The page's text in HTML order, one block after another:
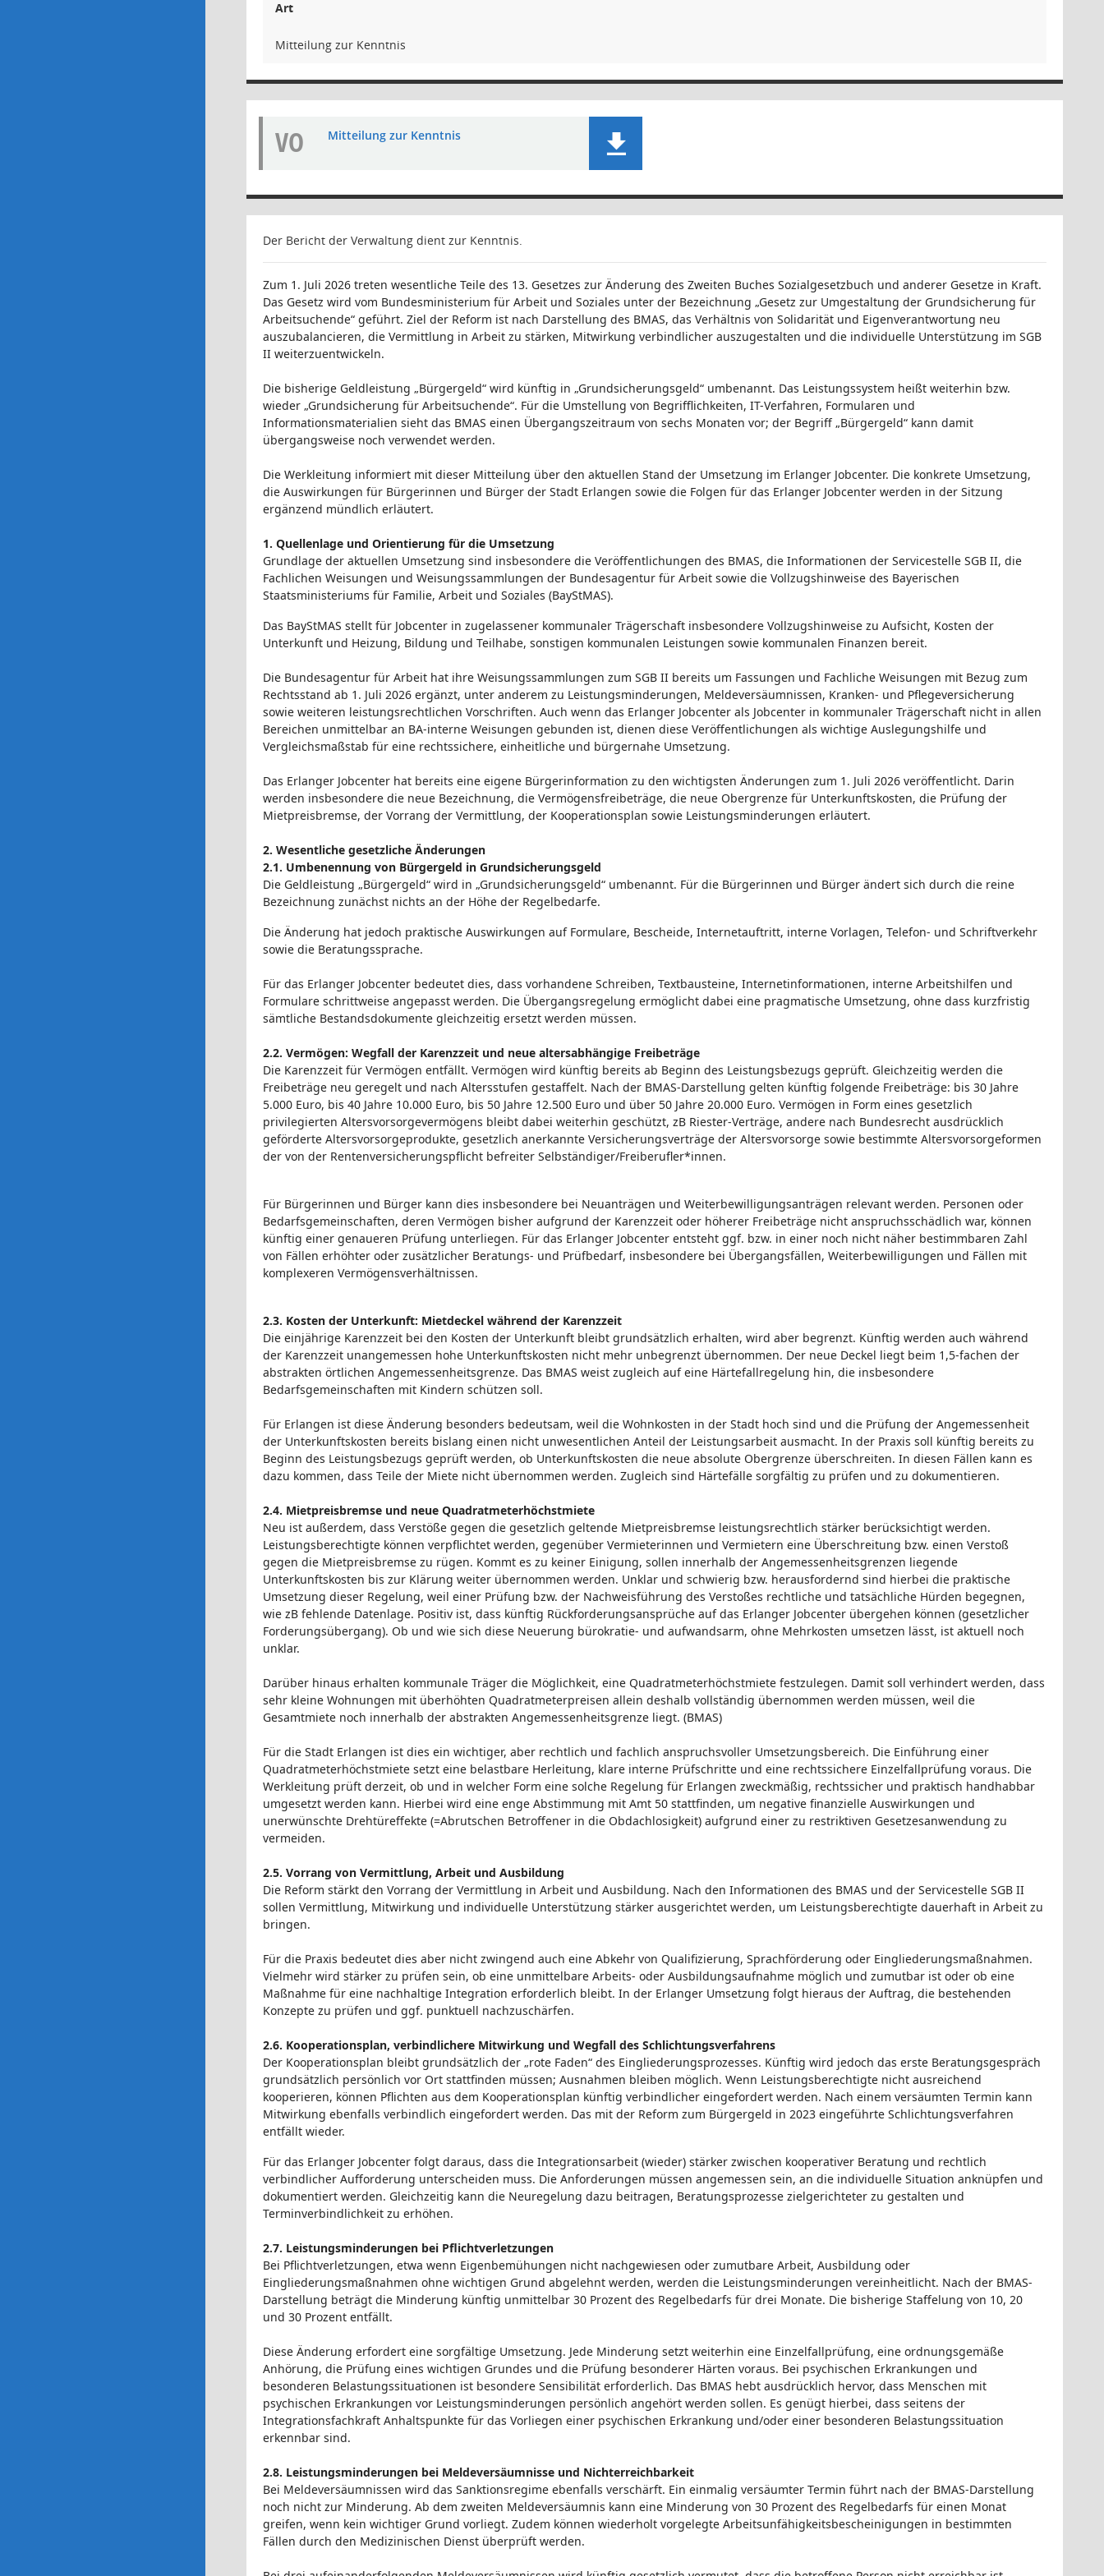
Art
Mitteilung zur Kenntnis
VO Mitteilung zur Kenntnis
Der Bericht der Verwaltung dient zur Kenntnis.
Zum 1. Juli 2026 treten wesentliche Teile des 13. Gesetzes zur Änderung des Zweiten Buches Sozialgesetzbuch und anderer Gesetze in Kraft.
Das Gesetz wird vom Bundesministerium für Arbeit und Soziales unter der Bezeichnung „Gesetz zur Umgestaltung der Grundsicherung für
Arbeitsuchende“ geführt. Ziel der Reform ist nach Darstellung des BMAS, das Verhältnis von Solidarität und Eigenverantwortung neu
auszubalancieren, die Vermittlung in Arbeit zu stärken, Mitwirkung verbindlicher auszugestalten und die individuelle Unterstützung im SGB
II weiterzuentwickeln.
Die bisherige Geldleistung „Bürgergeld“ wird künftig in „Grundsicherungsgeld“ umbenannt. Das Leistungssystem heißt weiterhin bzw.
wieder „Grundsicherung für Arbeitsuchende“. Für die Umstellung von Begrifflichkeiten, IT-Verfahren, Formularen und
Informationsmaterialien sieht das BMAS einen Übergangszeitraum von sechs Monaten vor; der Begriff „Bürgergeld“ kann damit
übergangsweise noch verwendet werden.
Die Werkleitung informiert mit dieser Mitteilung über den aktuellen Stand der Umsetzung im Erlanger Jobcenter. Die konkrete Umsetzung,
die Auswirkungen für Bürgerinnen und Bürger der Stadt Erlangen sowie die Folgen für das Erlanger Jobcenter werden in der Sitzung
ergänzend mündlich erläutert.
1. Quellenlage und Orientierung für die Umsetzung
Grundlage der aktuellen Umsetzung sind insbesondere die Veröffentlichungen des BMAS, die Informationen der Servicestelle SGB II, die
Fachlichen Weisungen und Weisungssammlungen der Bundesagentur für Arbeit sowie die Vollzugshinweise des Bayerischen
Staatsministeriums für Familie, Arbeit und Soziales (BayStMAS).
Das BayStMAS stellt für Jobcenter in zugelassener kommunaler Trägerschaft insbesondere Vollzugshinweise zu Aufsicht, Kosten der
Unterkunft und Heizung, Bildung und Teilhabe, sonstigen kommunalen Leistungen sowie kommunalen Finanzen bereit.
Die Bundesagentur für Arbeit hat ihre Weisungssammlungen zum SGB II bereits um Fassungen und Fachliche Weisungen mit Bezug zum
Rechtsstand ab 1. Juli 2026 ergänzt, unter anderem zu Leistungsminderungen, Meldeversäumnissen, Kranken- und Pflegeversicherung
sowie weiteren leistungsrechtlichen Vorschriften. Auch wenn das Erlanger Jobcenter als Jobcenter in kommunaler Trägerschaft nicht in allen
Bereichen unmittelbar an BA-interne Weisungen gebunden ist, dienen diese Veröffentlichungen als wichtige Auslegungshilfe und
Vergleichsmaßstab für eine rechtssichere, einheitliche und bürgernahe Umsetzung.
Das Erlanger Jobcenter hat bereits eine eigene Bürgerinformation zu den wichtigsten Änderungen zum 1. Juli 2026 veröffentlicht. Darin
werden insbesondere die neue Bezeichnung, die Vermögensfreibeträge, die neue Obergrenze für Unterkunftskosten, die Prüfung der
Mietpreisbremse, der Vorrang der Vermittlung, der Kooperationsplan sowie Leistungsminderungen erläutert.
2. Wesentliche gesetzliche Änderungen
2.1. Umbenennung von Bürgergeld in Grundsicherungsgeld
Die Geldleistung „Bürgergeld“ wird in „Grundsicherungsgeld“ umbenannt. Für die Bürgerinnen und Bürger ändert sich durch die reine
Bezeichnung zunächst nichts an der Höhe der Regelbedarfe.
Die Änderung hat jedoch praktische Auswirkungen auf Formulare, Bescheide, Internetauftritt, interne Vorlagen, Telefon- und Schriftverkehr
sowie die Beratungssprache.
Für das Erlanger Jobcenter bedeutet dies, dass vorhandene Schreiben, Textbausteine, Internetinformationen, interne Arbeitshilfen und
Formulare schrittweise angepasst werden. Die Übergangsregelung ermöglicht dabei eine pragmatische Umsetzung, ohne dass kurzfristig
sämtliche Bestandsdokumente gleichzeitig ersetzt werden müssen.
2.2. Vermögen: Wegfall der Karenzzeit und neue altersabhängige Freibeträge
Die Karenzzeit für Vermögen entfällt. Vermögen wird künftig bereits ab Beginn des Leistungsbezugs geprüft. Gleichzeitig werden die
Freibeträge neu geregelt und nach Altersstufen gestaffelt. Nach der BMAS-Darstellung gelten künftig folgende Freibeträge: bis 30 Jahre
5.000 Euro, bis 40 Jahre 10.000 Euro, bis 50 Jahre 12.500 Euro und über 50 Jahre 20.000 Euro. Vermögen in Form eines gesetzlich
privilegierten Altersvorsorgevermögens bleibt dabei weiterhin geschützt, zB Riester-Verträge, andere nach Bundesrecht ausdrücklich
geförderte Altersvorsorgeprodukte, gesetzlich anerkannte Versicherungsverträge der Altersvorsorge sowie bestimmte Altersvorsorgeformen
der von der Rentenversicherungspflicht befreiter Selbständiger/Freiberufler*innen.
Für Bürgerinnen und Bürger kann dies insbesondere bei Neuanträgen und Weiterbewilligungsanträgen relevant werden. Personen oder
Bedarfsgemeinschaften, deren Vermögen bisher aufgrund der Karenzzeit oder höherer Freibeträge nicht anspruchsschädlich war, können
künftig einer genaueren Prüfung unterliegen. Für das Erlanger Jobcenter entsteht ggf. bzw. in einer noch nicht näher bestimmbaren Zahl
von Fällen erhöhter oder zusätzlicher Beratungs- und Prüfbedarf, insbesondere bei Übergangsfällen, Weiterbewilligungen und Fällen mit
komplexeren Vermögensverhältnissen.
2.3. Kosten der Unterkunft: Mietdeckel während der Karenzzeit
Die einjährige Karenzzeit bei den Kosten der Unterkunft bleibt grundsätzlich erhalten, wird aber begrenzt. Künftig werden auch während
der Karenzzeit unangemessen hohe Unterkunftskosten nicht mehr unbegrenzt übernommen. Der neue Deckel liegt beim 1,5-fachen der
abstrakten örtlichen Angemessenheitsgrenze. Das BMAS weist zugleich auf eine Härtefallregelung hin, die insbesondere
Bedarfsgemeinschaften mit Kindern schützen soll.
Für Erlangen ist diese Änderung besonders bedeutsam, weil die Wohnkosten in der Stadt hoch sind und die Prüfung der Angemessenheit
der Unterkunftskosten bereits bislang einen nicht unwesentlichen Anteil der Leistungsarbeit ausmacht. In der Praxis soll künftig bereits zu
Beginn des Leistungsbezugs geprüft werden, ob Unterkunftskosten die neue absolute Obergrenze überschreiten. In diesen Fällen kann es
dazu kommen, dass Teile der Miete nicht übernommen werden. Zugleich sind Härtefälle sorgfältig zu prüfen und zu dokumentieren.
2.4. Mietpreisbremse und neue Quadratmeterhöchstmiete
Neu ist außerdem, dass Verstöße gegen die gesetzlich geltende Mietpreisbremse leistungsrechtlich stärker berücksichtigt werden.
Leistungsberechtigte können verpflichtet werden, gegenüber Vermieterinnen und Vermietern eine Überschreitung bzw. einen Verstoß
gegen die Mietpreisbremse zu rügen. Kommt es zu keiner Einigung, sollen innerhalb der Angemessenheitsgrenzen liegende
Unterkunftskosten bis zur Klärung weiter übernommen werden. Unklar und schwierig bzw. herausfordernd sind hierbei die praktische
Umsetzung dieser Regelung, weil einer Prüfung bzw. der Nachweisführung des Verstoßes rechtliche und tatsächliche Hürden begegnen,
wie zB fehlende Datenlage. Positiv ist, dass künftig Rückforderungsansprüche auf das Erlanger Jobcenter übergehen können (gesetzlicher
Forderungsübergang). Ob und wie sich diese Neuerung bürokratie- und aufwandsarm, ohne Mehrkosten umsetzen lässt, ist aktuell noch
unklar.
Darüber hinaus erhalten kommunale Träger die Möglichkeit, eine Quadratmeterhöchstmiete festzulegen. Damit soll verhindert werden, dass
sehr kleine Wohnungen mit überhöhten Quadratmeterpreisen allein deshalb vollständig übernommen werden müssen, weil die
Gesamtmiete noch innerhalb der abstrakten Angemessenheitsgrenze liegt. (BMAS)
Für die Stadt Erlangen ist dies ein wichtiger, aber rechtlich und fachlich anspruchsvoller Umsetzungsbereich. Die Einführung einer
Quadratmeterhöchstmiete setzt eine belastbare Herleitung, klare interne Prüfschritte und eine rechtssichere Einzelfallprüfung voraus. Die
Werkleitung prüft derzeit, ob und in welcher Form eine solche Regelung für Erlangen zweckmäßig, rechtssicher und praktisch handhabbar
umgesetzt werden kann. Hierbei wird eine enge Abstimmung mit Amt 50 stattfinden, um negative finanzielle Auswirkungen und
unerwünschte Drehtüreffekte (=Abrutschen Betroffener in die Obdachlosigkeit) aufgrund einer zu restriktiven Gesetzesanwendung zu
vermeiden.
2.5. Vorrang von Vermittlung, Arbeit und Ausbildung
Die Reform stärkt den Vorrang der Vermittlung in Arbeit und Ausbildung. Nach den Informationen des BMAS und der Servicestelle SGB II
sollen Vermittlung, Mitwirkung und individuelle Unterstützung stärker ausgerichtet werden, um Leistungsberechtigte dauerhaft in Arbeit zu
bringen.
Für die Praxis bedeutet dies aber nicht zwingend auch eine Abkehr von Qualifizierung, Sprachförderung oder Eingliederungsmaßnahmen.
Vielmehr wird stärker zu prüfen sein, ob eine unmittelbare Arbeits- oder Ausbildungsaufnahme möglich und zumutbar ist oder ob eine
Maßnahme für eine nachhaltige Integration erforderlich bleibt. In der Erlanger Umsetzung folgt hieraus der Auftrag, die bestehenden
Konzepte zu prüfen und ggf. punktuell nachzuschärfen.
2.6. Kooperationsplan, verbindlichere Mitwirkung und Wegfall des Schlichtungsverfahrens
Der Kooperationsplan bleibt grundsätzlich der „rote Faden“ des Eingliederungsprozesses. Künftig wird jedoch das erste Beratungsgespräch
grundsätzlich persönlich vor Ort stattfinden müssen; Ausnahmen bleiben möglich. Wenn Leistungsberechtigte nicht ausreichend
kooperieren, können Pflichten aus dem Kooperationsplan künftig verbindlicher eingefordert werden. Nach einem versäumten Termin kann
Mitwirkung ebenfalls verbindlich eingefordert werden. Das mit der Reform zum Bürgergeld in 2023 eingeführte Schlichtungsverfahren
entfällt wieder.
Für das Erlanger Jobcenter folgt daraus, dass die Integrationsarbeit (wieder) stärker zwischen kooperativer Beratung und rechtlich
verbindlicher Aufforderung unterscheiden muss. Die Anforderungen müssen angemessen sein, an die individuelle Situation anknüpfen und
dokumentiert werden. Gleichzeitig kann die Neuregelung dazu beitragen, Beratungsprozesse zielgerichteter zu gestalten und
Terminverbindlichkeit zu erhöhen.
2.7. Leistungsminderungen bei Pflichtverletzungen
Bei Pflichtverletzungen, etwa wenn Eigenbemühungen nicht nachgewiesen oder zumutbare Arbeit, Ausbildung oder
Eingliederungsmaßnahmen ohne wichtigen Grund abgelehnt werden, werden die Leistungsminderungen vereinheitlicht. Nach der BMAS-
Darstellung beträgt die Minderung künftig unmittelbar 30 Prozent des Regelbedarfs für drei Monate. Die bisherige Staffelung von 10, 20
und 30 Prozent entfällt.
Diese Änderung erfordert eine sorgfältige Umsetzung. Jede Minderung setzt weiterhin eine Einzelfallprüfung, eine ordnungsgemäße
Anhörung, die Prüfung eines wichtigen Grundes und die Prüfung besonderer Härten voraus. Bei psychischen Erkrankungen und
besonderen Belastungssituationen ist besondere Sensibilität erforderlich. Das BMAS hebt ausdrücklich hervor, dass Menschen mit
psychischen Erkrankungen vor Leistungsminderungen persönlich angehört werden sollen. Es genügt hierbei, dass seitens der
Integrationsfachkraft Anhaltspunkte für das Vorliegen einer psychischen Erkrankung und/oder einer besonderen Belastungssituation
erkennbar sind.
2.8. Leistungsminderungen bei Meldeversäumnisse und Nichterreichbarkeit
Bei Meldeversäumnissen wird das Sanktionsregime ebenfalls verschärft. Ein einmalig versäumter Termin führt nach der BMAS-Darstellung
noch nicht zur Minderung. Ab dem zweiten Meldeversäumnis kann eine Minderung von 30 Prozent des Regelbedarfs für einen Monat
greifen, wenn kein wichtiger Grund vorliegt. Zudem können wiederholt vorgelegte Arbeitsunfähigkeitsbescheinigungen in bestimmten
Fällen durch den Medizinischen Dienst überprüft werden.